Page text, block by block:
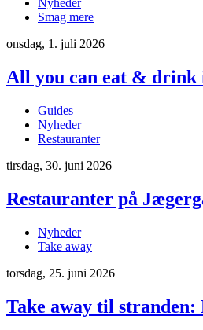
Nyheder
Smag mere
onsdag, 1. juli 2026
All you can eat & drink
Guides
Nyheder
Restauranter
tirsdag, 30. juni 2026
Restauranter på
Nyheder
Take away
torsdag, 25. juni 2026
Take away til